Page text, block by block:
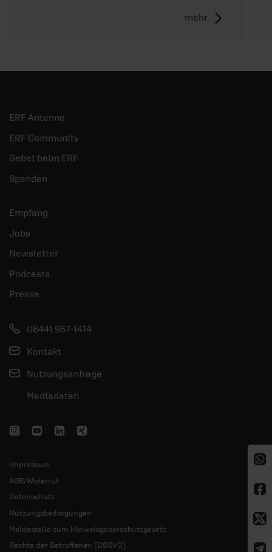
mehr
ERF Antenne
ERF Community
Gebet beim ERF
Spenden
Empfang
Jobs
Newsletter
Podcasts
Presse
06441 957-1414
Kontakt
Nutzungsanfrage
Mediadaten
Impressum
AGB/Widerruf
Datenschutz
Nutzungsbedingungen
Meldestelle zum Hinweisgeberschutzgesetz
Rechte der Betroffenen (DSGVO)